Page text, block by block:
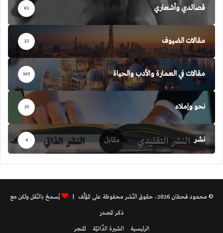
قصائدي وأشعاري 81
مقالات الضيوف 21
مقالات في العمارة والأدب والحياة 165
نحو وإملاء 35
نشر 4
© محمود قحطان 2026، حقوق النّشر محفوظة على المؤلّف |
يُسمحُ بالنّقل ولكن مع
ذكر المصدر
الرئيسية
السّيرة الذّاتيّة المتجر